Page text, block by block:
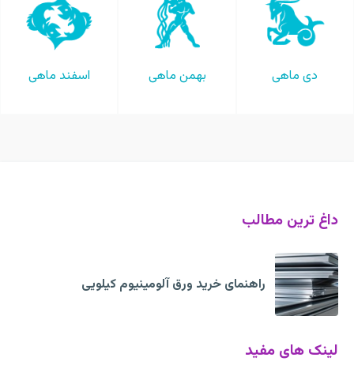
دی ماهی بهمن ماهی اسفند ماهی
داغ ترین مطالب
راهنمای خرید ورق آلومینیوم کیلویی
لینک های مفید